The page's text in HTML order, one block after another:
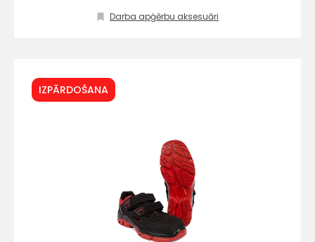
Darba apģērbu aksesuāri
IZPĀRDOŠANA